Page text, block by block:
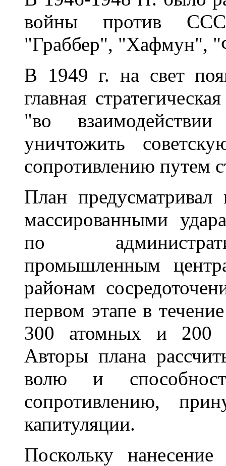
войны против
"Граббер", "Хафмун",
В 1949 г. на свет
главная
"во
уничтожить
сопротивлению путем
План
массированными
по
промышленным
районам
первом этапе в
300 атомных и 200
Авторы плана
волю и
сопротивлению,
капитуляции.
Поскольку